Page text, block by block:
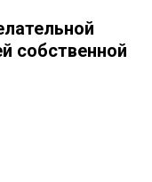
собственной